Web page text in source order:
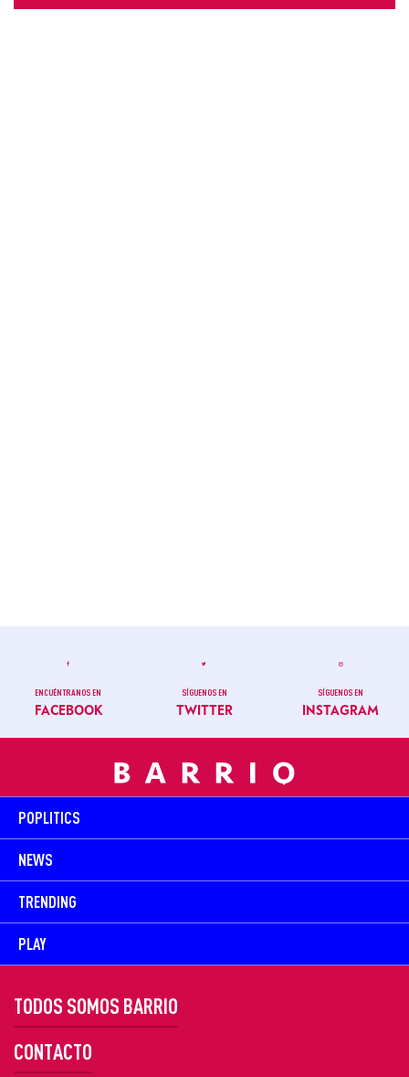
ENCUÉNTRANOS EN
FACEBOOK
SÍGUENOS EN
TWITTER
SÍGUENOS EN
INSTAGRAM
POPLITICS
NEWS
TRENDING
PLAY
TODOS SOMOS BARRIO
CONTACTO